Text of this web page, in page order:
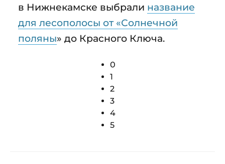
в Нижнекамске выбрали название
для лесополосы от «Солнечной
поляны» до Красного Ключа.
0
1
2
3
4
5